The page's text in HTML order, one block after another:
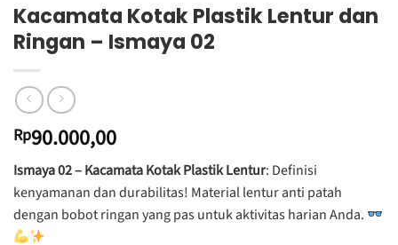
Kacamata Kotak Plastik Lentur dan
Ringan – Ismaya 02
Rp90.000,00
Ismaya 02 – Kacamata Kotak Plastik Lentur: Definisi
kenyamanan dan durabilitas! Material lentur anti patah
dengan bobot ringan yang pas untuk aktivitas harian Anda.